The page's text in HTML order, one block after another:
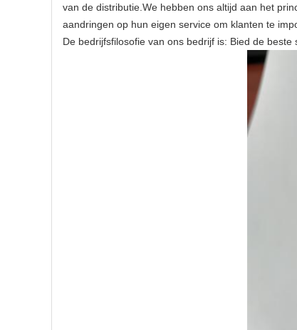
van de distributie.We hebben ons altijd aan het
aandringen op hun eigen service om klanten te
De bedrijfsfilosofie van ons bedrijf is: Bied de